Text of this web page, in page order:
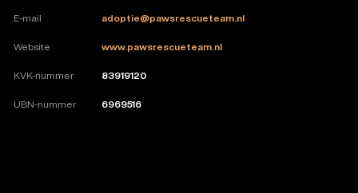
E-mail adoptie@pawsrescueteam.nl
Website www.pawsrescueteam.nl
KVK-nummer 83919120
UBN-nummer 6969516